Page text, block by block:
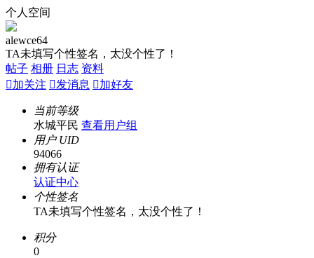
个人空间
alewce64
TA未填写个性签名，太没个性了！
帖子 相册 日志 资料
加关注 发消息 加好友
当前等级
水城平民 查看用户组
用户 UID
94066
拥有认证
认证中心
个性签名
TA未填写个性签名，太没个性了！
积分
0